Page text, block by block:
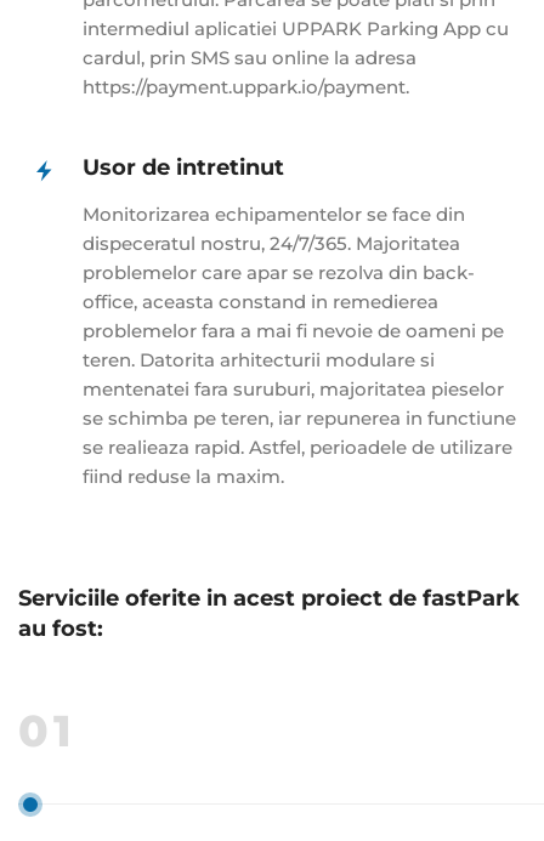
intermediul aplicatiei UPPARK Parking App cu
cardul, prin SMS sau online la adresa
https://payment.uppark.io/payment.
Usor de intretinut
Monitorizarea echipamentelor se face din
dispeceratul nostru, 24/7/365. Majoritatea
problemelor care apar se rezolva din back-
office, aceasta constand in remedierea
problemelor fara a mai fi nevoie de oameni pe
teren. Datorita arhitecturii modulare si
mentenatei fara suruburi, majoritatea pieselor
se schimba pe teren, iar repunerea in functiune
se realieaza rapid. Astfel, perioadele de utilizare
fiind reduse la maxim.
Serviciile oferite in acest proiect de fastPark
au fost:
01